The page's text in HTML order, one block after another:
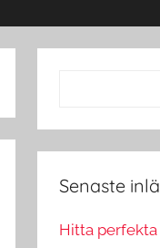
Senaste
Hitta